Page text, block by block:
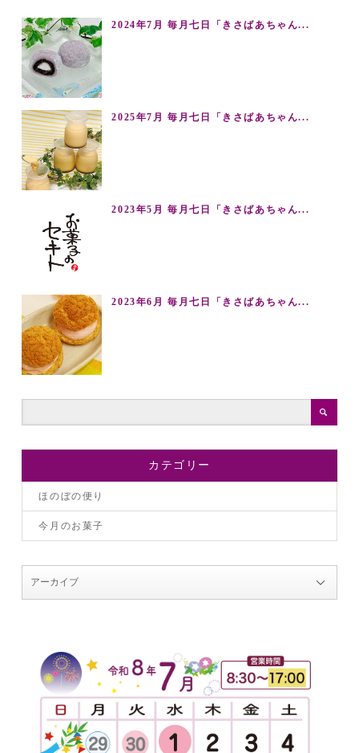
2024年7月 毎月七日「きさばあちゃん...
2025年7月 毎月七日「きさばあちゃん...
2023年5月 毎月七日「きさばあちゃん...
2023年6月 毎月七日「きさばあちゃん...
カテゴリー
ほのぼの便り
今月のお菓子